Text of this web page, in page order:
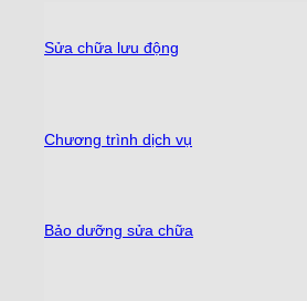
Sửa chữa lưu động
Chương trình dịch vụ
Bảo dưỡng sửa chữa